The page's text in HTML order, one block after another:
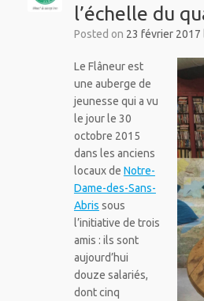
l’échelle du
Posted on 23 février 2017
Le Flâneur est
une auberge de
jeunesse qui a vu
le jour le 30
octobre 2015
dans les anciens
locaux de Notre-
Dame-des-Sans-
Abris sous
l’initiative de trois
amis : ils sont
aujourd’hui
douze salariés,
dont cinq